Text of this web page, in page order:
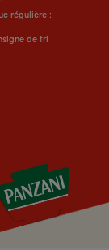
régulière :
de tri